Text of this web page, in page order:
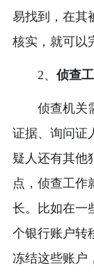
易找到，在其
核实，就可以
2、侦查
侦查机关
证据、询问证
疑人还有其他
点，侦查工作
长。比如在一
个银行账户转
冻结这些账户